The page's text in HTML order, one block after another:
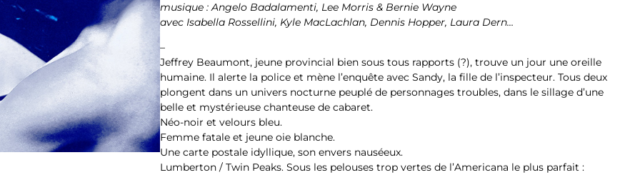
musique : Angelo Badalamenti, Lee Morris & Bernie Wayne
avec Isabella Rossellini, Kyle MacLachlan, Dennis Hopper, Laura Dern…
–
Jeffrey Beaumont, jeune provincial bien sous tous rapports (?), trouve un jour une oreille
humaine. Il alerte la police et mène l’enquête avec Sandy, la fille de l’inspecteur. Tous deux
plongent dans un univers nocturne peuplé de personnages troubles, dans le sillage d’une
belle et mystérieuse chanteuse de cabaret.
Néo-noir et velours bleu.
Femme fatale et jeune oie blanche.
Une carte postale idyllique, son envers nauséeux.
Lumberton / Twin Peaks. Sous les pelouses trop vertes de l’Americana le plus parfait :